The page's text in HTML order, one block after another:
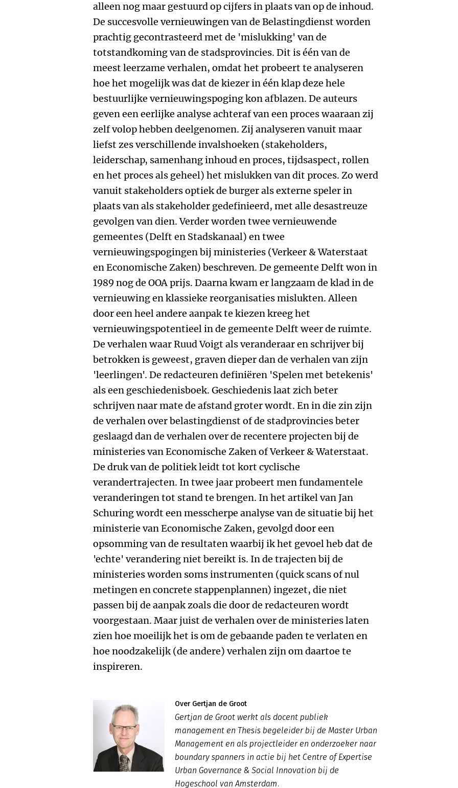
alleen nog maar gestuurd op cijfers in plaats van op de inhoud.
De succesvolle vernieuwingen van de Belastingdienst worden
prachtig gecontrasteerd met de 'mislukking' van de
totstandkoming van de stadsprovincies. Dit is één van de
meest leerzame verhalen, omdat het probeert te analyseren
hoe het mogelijk was dat de kiezer in één klap deze hele
bestuurlijke vernieuwingspoging kon afblazen. De auteurs
geven een eerlijke analyse achteraf van een proces waaraan zij
zelf volop hebben deelgenomen. Zij analyseren vanuit maar
liefst zes verschillende invalshoeken (stakeholders,
leiderschap, samenhang inhoud en proces, tijdsaspect, rollen
en het proces als geheel) het mislukken van dit proces. Zo werd
vanuit stakeholders optiek de burger als externe speler in
plaats van als stakeholder gedefinieerd, met alle desastreuze
gevolgen van dien. Verder worden twee vernieuwende
gemeentes (Delft en Stadskanaal) en twee
vernieuwingspogingen bij ministeries (Verkeer & Waterstaat
en Economische Zaken) beschreven. De gemeente Delft won in
1989 nog de OOA prijs. Daarna kwam er langzaam de klad in de
vernieuwing en klassieke reorganisaties mislukten. Alleen
door een heel andere aanpak te kiezen kreeg het
vernieuwingspotentieel in de gemeente Delft weer de ruimte.
De verhalen waar Ruud Voigt als veranderaar en schrijver bij
betrokken is geweest, graven dieper dan de verhalen van zijn
'leerlingen'. De redacteuren definiëren 'Spelen met betekenis'
als een geschiedenisboek. Geschiedenis laat zich beter
schrijven naar mate de afstand groter wordt. En in die zin zijn
de verhalen over belastingdienst of de stadprovincies beter
geslaagd dan de verhalen over de recentere projecten bij de
ministeries van Economische Zaken of Verkeer & Waterstaat.
De druk van de politiek leidt tot kort cyclische
verandertrajecten. In twee jaar probeert men fundamentele
veranderingen tot stand te brengen. In het artikel van Jan
Schuring wordt een messcherpe analyse van de situatie bij het
ministerie van Economische Zaken, gevolgd door een
opsomming van de resultaten waarbij ik het gevoel heb dat de
'echte' verandering niet bereikt is. In de trajecten bij de
ministeries worden soms instrumenten (quick scans of nul
metingen en concrete stappenplannen) ingezet, die niet
passen bij de aanpak zoals die door de redacteuren wordt
voorgestaan. Maar juist de verhalen over de ministeries laten
zien hoe moeilijk het is om de gebaande paden te verlaten en
hoe noodzakelijk (de andere) verhalen zijn om daartoe te
inspireren.
Over Gertjan de Groot
Gertjan de Groot werkt als docent publiek
management en Thesis begeleider bij de Master Urban
Management en als projectleider en onderzoeker naar
boundary spanners in actie bij het Centre of Expertise
Urban Governance & Social Innovation bij de
Hogeschool van Amsterdam.